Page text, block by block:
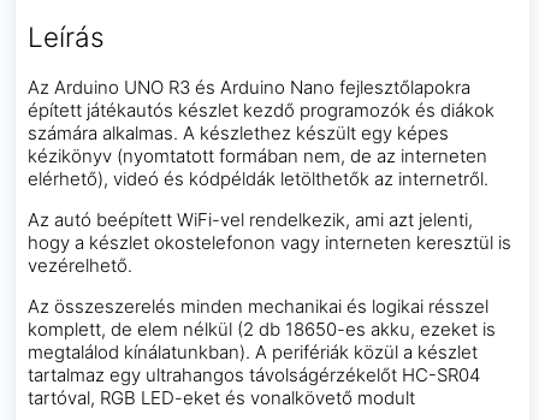
Leírás
Az Arduino UNO R3 és Arduino Nano fejlesztőlapokra
épített játékautós készlet kezdő programozók és diákok
számára alkalmas. A készlethez készült egy képes
kézikönyv (nyomtatott formában nem, de az interneten
elérhető), videó és kódpéldák letölthetők az internetről.
Az autó beépített WiFi-vel rendelkezik, ami azt jelenti,
hogy a készlet okostelefonon vagy interneten keresztül is
vezérelhető.
Az összeszerelés minden mechanikai és logikai résszel
komplett, de elem nélkül (2 db 18650-es akku, ezeket is
megtalálod kínálatunkban). A perifériák közül a készlet
tartalmaz egy ultrahangos távolságérzékelőt HC-SR04
tartóval, RGB LED-eket és vonalkövető modult